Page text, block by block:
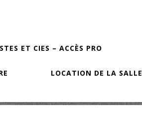
ET CIES – ACCÈS PRO
LOCATION DE LA SALLE